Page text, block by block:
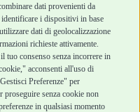
dati provenienti da
i dispositivi in base
dati di geolocalizzazione
richieste attivamente.
tuo consenso senza incorrere in
acconsenti all'uso di
Preferenze" per
proseguire senza cookie non
in qualsiasi momento
e condizioni
vendita
di
e Reso